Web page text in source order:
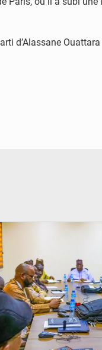
d’Alassane Ouattara